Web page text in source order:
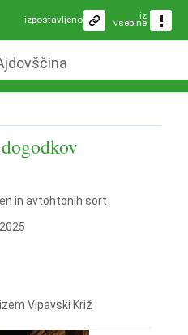
iz
vsebine
izpostavljeno
in avtohtonih sort
Vipavski Križ